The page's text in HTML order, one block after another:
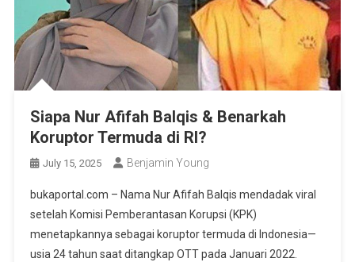
Siapa Nur Afifah Balqis & Benarkah
Koruptor Termuda di RI?
July 15, 2025 Benjamin Young
bukaportal.com – Nama Nur Afifah Balqis mendadak viral
setelah Komisi Pemberantasan Korupsi (KPK)
menetapkannya sebagai koruptor termuda di Indonesia—
usia 24 tahun saat ditangkap OTT pada Januari 2022.